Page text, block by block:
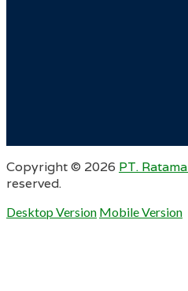
Copyright © 2026 PT.
reserved.
Desktop Version Mobile Version